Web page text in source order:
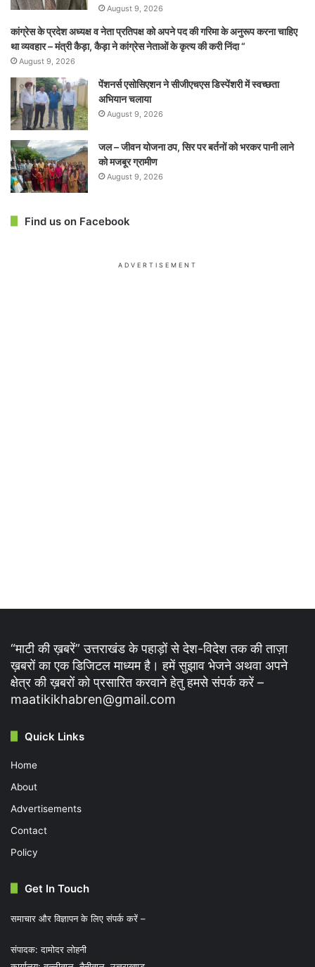
August 9, 2026
कांग्रेस के प्रदेश अध्यक्ष व नेता प्रतिपक्ष को अपने पद की गरिमा के अनुरूप करना चाहिए
था व्यवहार – मंत्री कैड़ा, कैड़ा ने कांग्रेस नेताओं के कृत्य की करी निंदा “
August 9, 2026
पेंशनर्स एसोसिएशन ने सीजीएचएस डिस्पेंशरी में स्वच्छता
अभियान चलाया
August 9, 2026
जल – जीवन योजना ठप, सिर पर बर्तनों को भरकर पानी लाने
को मजबूर ग्रामीण
August 9, 2026
Find us on Facebook
ADVERTISEMENT
“माटी की ख़बरें” उत्तराखंड के पहाड़ों से देश-विदेश तक की ताज़ा
ख़बरों का एक डिजिटल माध्यम है। हमें सुझाव भेजने अथवा अपने
क्षेत्र की ख़बरों को प्रसारित करवाने हेतु हमसे संपर्क करें –
maatikikhabren@gmail.com
Quick Links
Home
About
Advertisements
Contact
Policy
Get In Touch
समाचार और विज्ञापन के लिए संपर्क करें –
संपादक: दामोदर लोहनी